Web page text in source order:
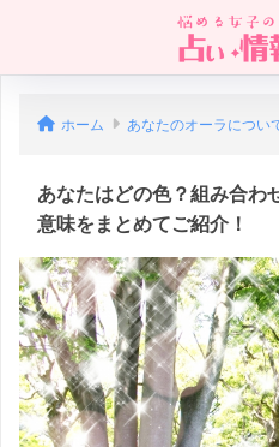
ホーム あなたのオーラについ
あなたはどの色？組み合わ
意味をまとめてご紹介！